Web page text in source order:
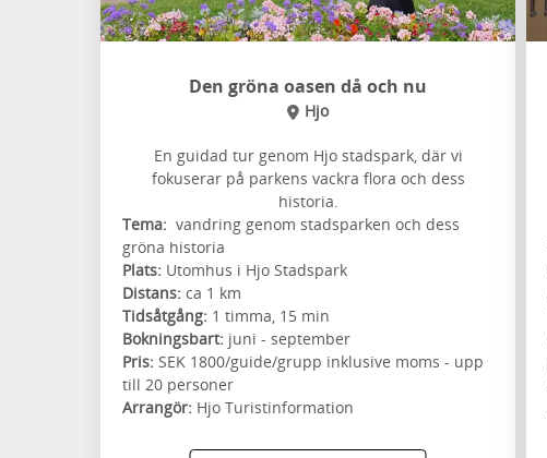
Den gröna oasen då och nu
Hjo
En guidad tur genom Hjo stadspark, där vi
fokuserar på parkens vackra flora och dess
historia.
Tema: vandring genom stadsparken och dess
gröna historia
Plats: Utomhus i Hjo Stadspark
Distans: ca 1 km
Tidsåtgång: 1 timma, 15 min
Bokningsbart: juni - september
Pris: SEK 1800/guide/grupp inklusive moms - upp
till 20 personer
Arrangör: Hjo Turistinformation